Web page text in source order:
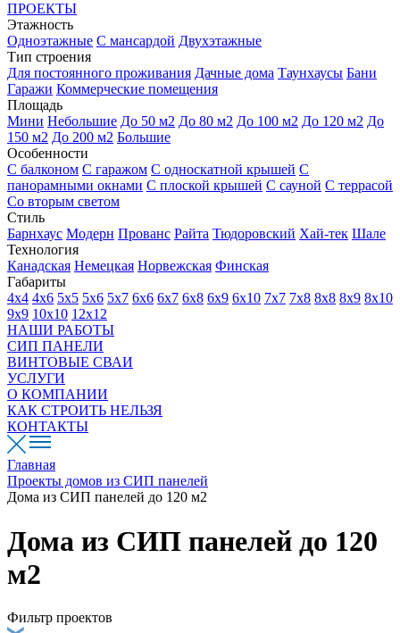
ПРОЕКТЫ
Этажность
Одноэтажные С мансардой Двухэтажные
Тип строения
Для постоянного проживания Дачные дома Таунхаусы Бани
Гаражи Коммерческие помещения
Площадь
Мини Небольшие До 50 м2 До 80 м2 До 100 м2 До 120 м2 До
150 м2 До 200 м2 Большие
Особенности
С балконом С гаражом С односкатной крышей С
панорамными окнами С плоской крышей С сауной С террасой
Со вторым светом
Стиль
Барнхаус Модерн Прованс Райта Тюдоровский Хай-тек Шале
Технология
Канадская Немецкая Норвежская Финская
Габариты
4х4 4х6 5х5 5х6 5х7 6х6 6х7 6х8 6х9 6х10 7х7 7х8 8х8 8х9 8х10
9х9 10х10 12х12
НАШИ РАБОТЫ
СИП ПАНЕЛИ
ВИНТОВЫЕ СВАИ
УСЛУГИ
О КОМПАНИИ
КАК СТРОИТЬ НЕЛЬЗЯ
КОНТАКТЫ
Главная
Проекты домов из СИП панелей
Дома из СИП панелей до 120 м2
Дома из СИП панелей до 120
м2
Фильтр проектов